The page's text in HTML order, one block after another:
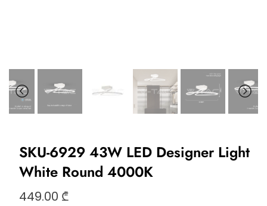
SKU-6929 43W LED Designer Light
White Round 4000K
449.00 ₾